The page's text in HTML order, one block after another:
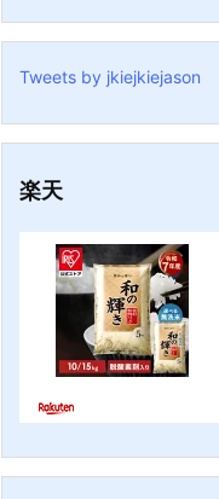
Tweets by jkiejkiejason
楽天